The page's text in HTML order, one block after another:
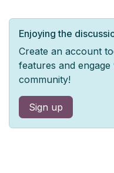
Enjoying the
Create an account
features and
community!
Sign up